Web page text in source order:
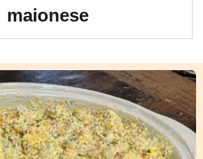
maionese